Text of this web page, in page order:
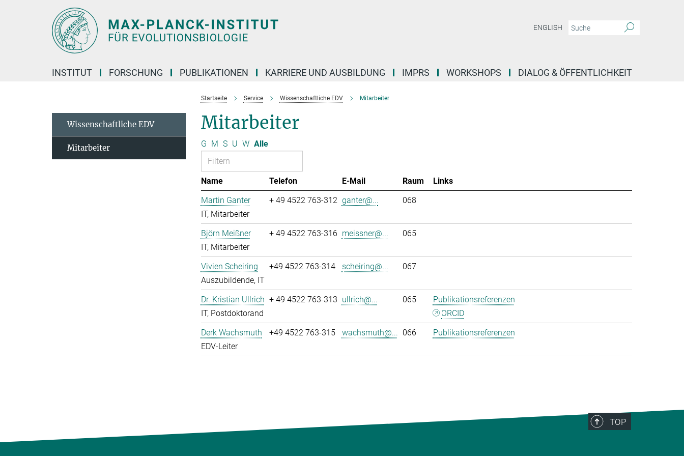
ENGLISH
INSTITUT FORSCHUNG PUBLIKATIONEN KARRIERE UND AUSBILDUNG IMPRS WORKSHOPS DIALOG & ÖFFENTLICHKEIT
Startseite Service Wissenschaftliche EDV Mitarbeiter
Mitarbeiter
G M S U W Alle
Name Telefon E-Mail Raum
Links
Martin Ganter
IT, Mitarbeiter
+ 49 4522 763-312 ganter@... 068
Björn Meißner
IT, Mitarbeiter
+ 49 4522 763-316 meissner@... 065
Vivien Scheiring
Auszubildende, IT
+49 4522 763-314 scheiring@... 067
Dr. Kristian Ullrich
IT, Postdoktorand
+ 49 4522 763-313 ullrich@... 065
Publikationsreferenzen
ORCID
Derk Wachsmuth
EDV-Leiter
+49 4522 763-315 wachsmuth@... 066 Publikationsreferenzen
Wissenschaftliche EDV
Mitarbeiter
TOP